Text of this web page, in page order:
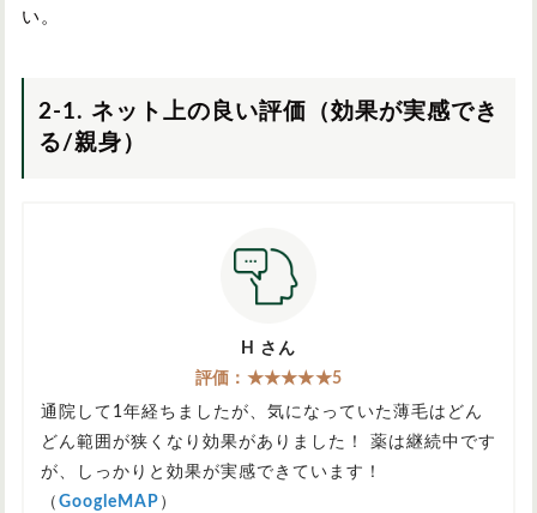
い。
2-1. ネット上の良い評価（効果が実感でき
る/親身）
H さん
評価：★★★★★5
通院して1年経ちましたが、気になっていた薄毛はどん
どん範囲が狭くなり効果がありました！ 薬は継続中です
が、しっかりと効果が実感できています！
（ GoogleMAP ）